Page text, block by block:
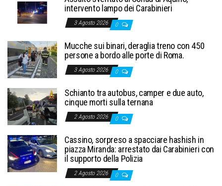
intervento lampo dei Carabinieri
3 Agosto 2026 0
Mucche sui binari, deraglia treno con 450
persone a bordo alle porte di Roma.
3 Agosto 2026 0
Schianto tra autobus, camper e due auto,
cinque morti sulla ternana
2 Agosto 2026 0
Cassino, sorpreso a spacciare hashish in
piazza Miranda: arrestato dai Carabinieri con
il supporto della Polizia
2 Agosto 2026 0